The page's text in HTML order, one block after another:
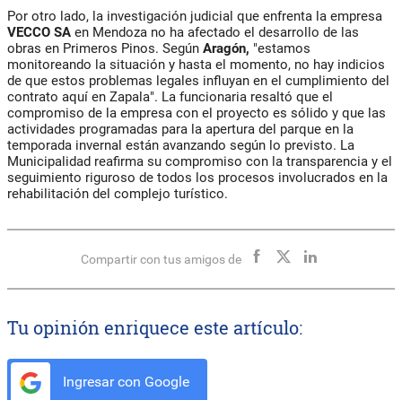
Por otro lado, la investigación judicial que enfrenta la empresa
VECCO SA en Mendoza no ha afectado el desarrollo de las
obras en Primeros Pinos. Según Aragón, "estamos
monitoreando la situación y hasta el momento, no hay indicios
de que estos problemas legales influyan en el cumplimiento del
contrato aquí en Zapala". La funcionaria resaltó que el
compromiso de la empresa con el proyecto es sólido y que las
actividades programadas para la apertura del parque en la
temporada invernal están avanzando según lo previsto. La
Municipalidad reafirma su compromiso con la transparencia y el
seguimiento riguroso de todos los procesos involucrados en la
rehabilitación del complejo turístico.
Compartir con tus amigos de
Tu opinión enriquece este artículo:
Ingresar con Google